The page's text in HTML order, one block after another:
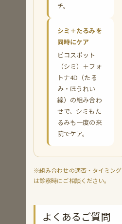
チ。
シミ＋たるみを
同時にケア
ピコスポット
（シミ）＋フォ
トナ4D（たる
み・ほうれい
線）の組み合わ
せで、シミもた
るみも一度の来
院でケア。
※組み合わせの適否・タイミング
は診察時にご相談ください。
よくあるご質問